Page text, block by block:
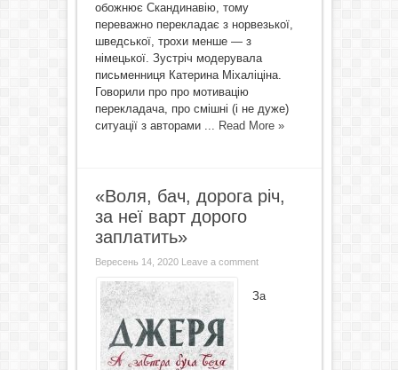
обожнює Скандинавію, тому
переважно перекладає з норвезької,
шведської, трохи менше — з
німецької. Зустріч модерувала
письменниця Катерина Міхаліціна.
Говорили про про мотивацію
перекладача, про смішні (і не дуже)
ситуації з авторами ... Read More »
«Воля, бач, дорога річ,
за неї варт дорого
заплатить»
Вересень 14, 2020 Leave a comment
За